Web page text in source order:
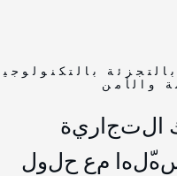
بالتكنولوجيا
ت جارية
لها مع حلول